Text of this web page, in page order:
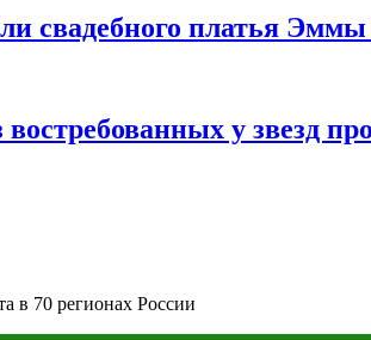
свадебного платья Эммы
у звезд
в 70 регионах России